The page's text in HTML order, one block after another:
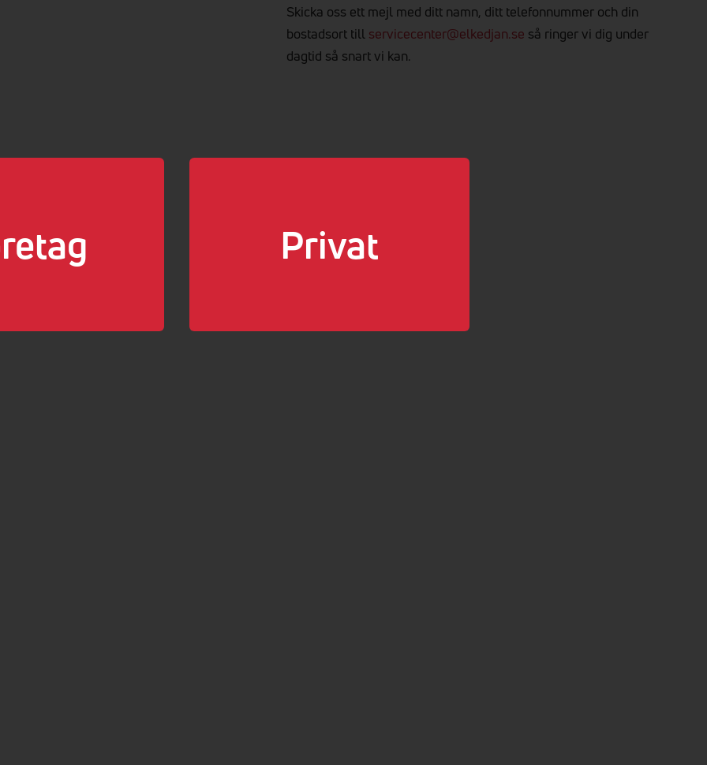
Privat
Skicka oss ett mejl med ditt namn, ditt telefonnummer och din
bostadsort till servicecenter@elkedjan.se så ringer vi dig under
dagtid så snart vi kan.